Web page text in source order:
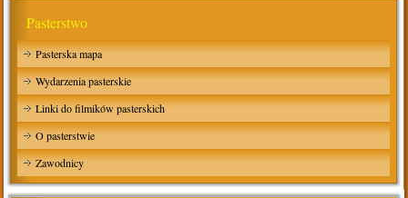
Pasterstwo
Pasterska mapa
Wydarzenia pasterskie
Linki do filmików pasterskich
O pasterstwie
Zawodnicy